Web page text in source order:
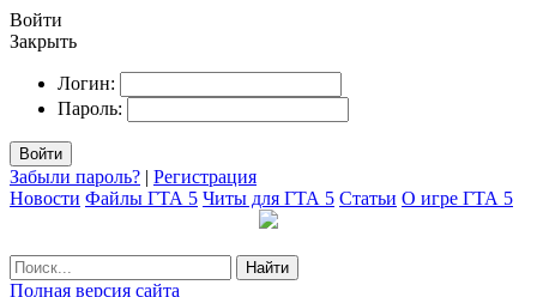
Войти
Закрыть
Логин:
Пароль:
Войти
Забыли пароль? | Регистрация
Новости Файлы ГТА 5 Читы для ГТА 5 Статьи О игре ГТА 5
Найти
Полная версия сайта